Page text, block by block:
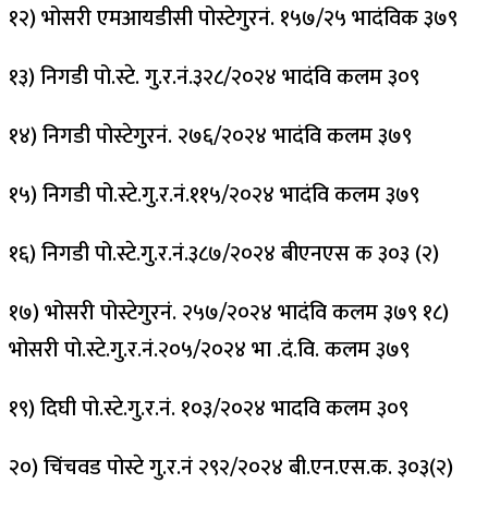
१२) भोसरी एमआयडीसी पोस्टेगुरनं. १५७/२५ भादंविक ३७९
१३) निगडी पो.स्टे. गु.र.नं.३२८/२०२४ भादंवि कलम ३०९
१४) निगडी पोस्टेगुरनं. २७६/२०२४ भादंवि कलम ३७९
१५) निगडी पो.स्टे.गु.र.नं.११५/२०२४ भादंवि कलम ३७९
१६) निगडी पो.स्टे.गु.र.नं.३८७/२०२४ बीएनएस क ३०३ (२)
१७) भोसरी पोस्टेगुरनं. २५७/२०२४ भादंवि कलम ३७९ १८)
भोसरी पो.स्टे.गु.र.नं.२०५/२०२४ भा .दं.वि. कलम ३७९
१९) दिघी पो.स्टे.गु.र.नं. १०३/२०२४ भादवि कलम ३०९
२०) चिंचवड पोस्टे गु.र.नं २९२/२०२४ बी.एन.एस.क. ३०३(२)